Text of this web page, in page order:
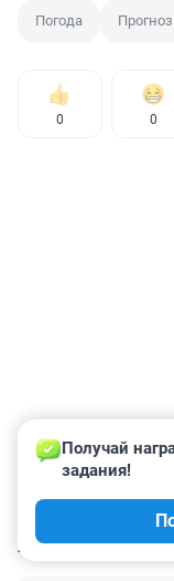
Погода Прогноз
0 0
Получай
задания!